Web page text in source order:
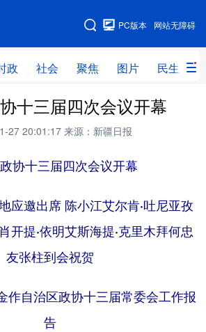
网站无障碍
PC版本
政 社会 聚焦 图片 民生
网站地图
时政 社会 聚焦
民生 访谈
专题 服务
天津 河北 山西
十三届四次会议开幕
27 20:01:17 来源：新疆日报
协十三届四次会议开幕
应邀出席 陈小江艾尔肯·吐尼亚孜
开提·依明艾斯海提·克里木拜何忠
友张柱到会祝贺
作自治区政协十三届常委会工作报
告